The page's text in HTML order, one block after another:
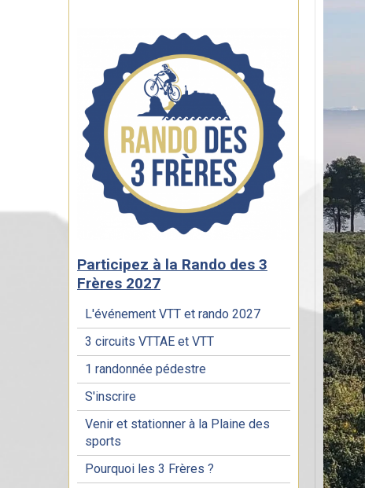
Participez à la Rando des 3
Frères 2027
L'événement VTT et rando 2027
3 circuits VTTAE et VTT
1 randonnée pédestre
S'inscrire
Venir et stationner à la Plaine des
sports
Pourquoi les 3 Frères ?